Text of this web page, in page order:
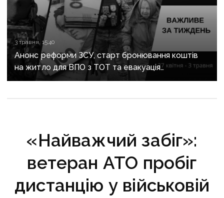
3 травня, 15:40
Анонс реформи ЗСУ, старт бронювання коштів
на житло для ВПО з ТОТ та евакуація
з Донеччини: важливе за тиждень
«Найважчий забіг»:
ветеран АТО пробіг
дистанцію у військовій